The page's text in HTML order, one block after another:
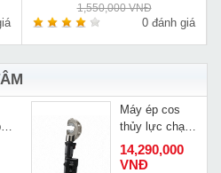
1,550,000 VNĐ
0 đánh giá
Máy ép cos
thủy lực chạy
pin Changyou
ES-300C
14,290,000
VNĐ